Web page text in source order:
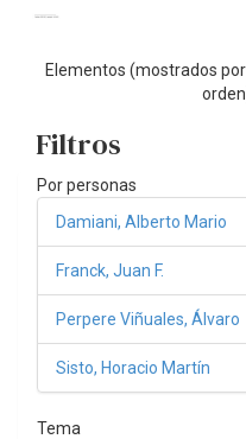
Elementos (mostrados
Filtros
Por personas
Damiani, Alberto Mario
Franck, Juan F.
Perpere Viñuales, Álvaro
Sisto, Horacio Martín
Tema